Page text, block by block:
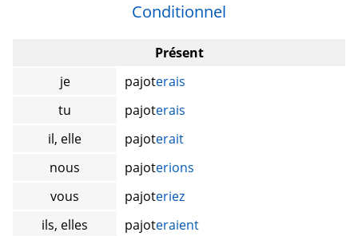
Conditionnel
Présent
je
pajoterais
tu
pajoterais
il, elle
pajoterait
nous
pajoterions
vous
pajoteriez
ils, elles
pajoteraient